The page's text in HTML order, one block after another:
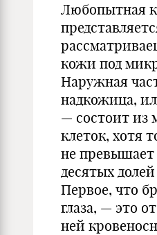
Любопытная
кожи под
Наружная
надкожица,
— состоит из
клеток, хотя
не превышает
десятых
Первое, что
глаза, — это
ней